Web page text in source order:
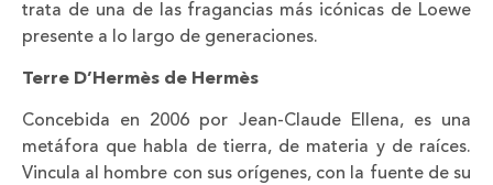
trata de una de las fragancias más icónicas de Loewe
presente a lo largo de generaciones.
Terre D’Hermès de Hermès
Concebida en 2006 por Jean-Claude Ellena, es una
metáfora que habla de tierra, de materia y de raíces.
Vincula al hombre con sus orígenes, con la fuente de su